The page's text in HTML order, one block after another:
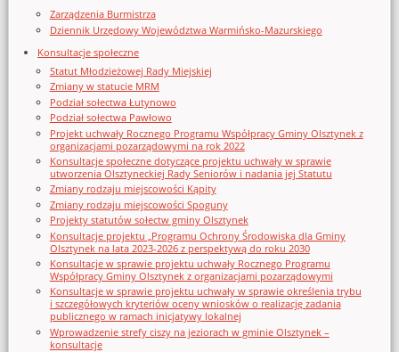
Zarządzenia Burmistrza
Dziennik Urzędowy Województwa Warmińsko-Mazurskiego
Konsultacje społeczne
Statut Młodzieżowej Rady Miejskiej
Zmiany w statucie MRM
Podział sołectwa Łutynowo
Podział sołectwa Pawłowo
Projekt uchwały Rocznego Programu Współpracy Gminy Olsztynek z
organizacjami pozarządowymi na rok 2022
Konsultacje społeczne dotyczące projektu uchwały w sprawie
utworzenia Olsztyneckiej Rady Seniorów i nadania jej Statutu
Zmiany rodzaju miejscowości Kąpity
Zmiany rodzaju miejscowości Spoguny
Projekty statutów sołectw gminy Olsztynek
Konsultacje projektu „Programu Ochrony Środowiska dla Gminy
Olsztynek na lata 2023-2026 z perspektywą do roku 2030
Konsultacje w sprawie projektu uchwały Rocznego Programu
Współpracy Gminy Olsztynek z organizacjami pozarządowymi
Konsultacje w sprawie projektu uchwały w sprawie określenia trybu
i szczegółowych kryteriów oceny wniosków o realizację zadania
publicznego w ramach inicjatywy lokalnej
Wprowadzenie strefy ciszy na jeziorach w gminie Olsztynek –
konsultacje